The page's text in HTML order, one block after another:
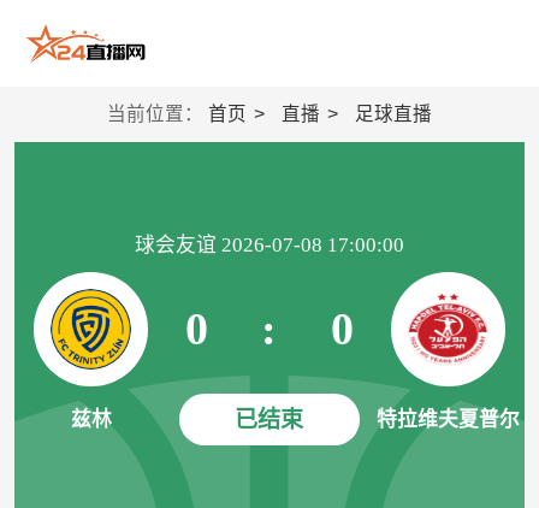
当前位置： 首页 直播 足球直播
球会友谊 2026-07-08 17:00:00
兹林
0 : 0
已结束 特拉维夫夏普尔